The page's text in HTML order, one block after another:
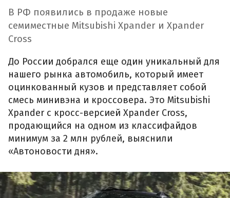
В РФ появились в продаже новые
семиместные Mitsubishi Xpander и Xpander
Cross
До России добрался еще один уникальный для
нашего рынка автомобиль, который имеет
оцинкованный кузов и представляет собой
смесь минивэна и кроссовера. Это Mitsubishi
Xpander с кросс-версией Xpander Cross,
продающийся на одном из классифайдов
минимум за 2 млн рублей, выяснили
«Автоновости дня».